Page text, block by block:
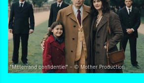
"Mitterrand confidentiel" – © Mother Production